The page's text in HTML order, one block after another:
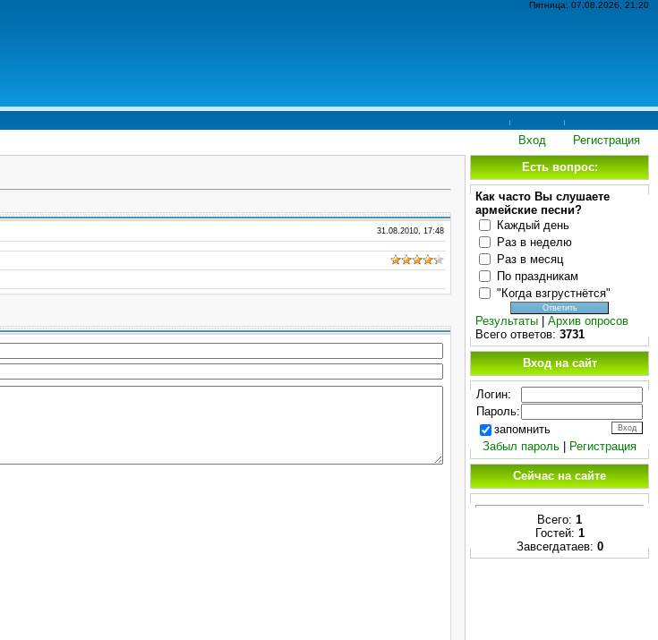
Пятница, 07.08.2026, 21:20
Регистрация
Вход
31.08.2010, 17:48
Есть вопрос:
Как часто Вы слушаете
армейские песни?
Каждый день
Раз в неделю
Раз в месяц
По праздникам
"Когда взгрустнётся"
Результаты
Архив опросов
Всего ответов: 3731
Вход на сайт
Логин:
Пароль:
запомнить
Забыл пароль
Регистрация
Сейчас на сайте
Всего: 1
Гостей: 1
Завсегдатаев: 0